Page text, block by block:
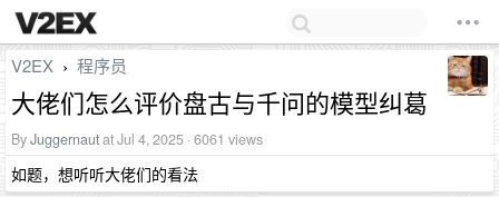
V2EX › 程序员
大佬们怎么评价盘古与千问的模型纠葛
ByJuggernautat Jul 4, 2025 · 6061 views
如题，想听听大佬们的看法